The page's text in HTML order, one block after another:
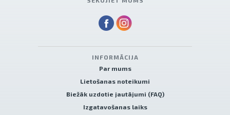
INFORMĀCIJA
Par mums
Lietošanas noteikumi
Biežāk uzdotie jautājumi (FAQ)
Izgatavošanas laiks